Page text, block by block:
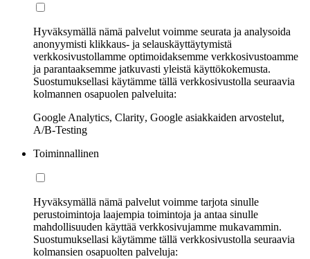
Hyväksymällä nämä palvelut voimme seurata ja analysoida
anonyymisti klikkaus- ja selauskäyttäytymistä
verkkosivustollamme optimoidaksemme verkkosivustoamme
ja parantaaksemme jatkuvasti yleistä käyttökokemusta.
Suostumuksellasi käytämme tällä verkkosivustolla seuraavia
kolmannen osapuolen palveluita:
Google Analytics, Clarity, Google asiakkaiden arvostelut,
A/B-Testing
Toiminnallinen
Hyväksymällä nämä palvelut voimme tarjota sinulle
perustoimintoja laajempia toimintoja ja antaa sinulle
mahdollisuuden käyttää verkkosivujamme mukavammin.
Suostumuksellasi käytämme tällä verkkosivustolla seuraavia
kolmansien osapuolten palveluja: